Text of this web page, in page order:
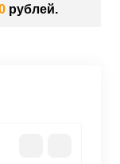
рублей.